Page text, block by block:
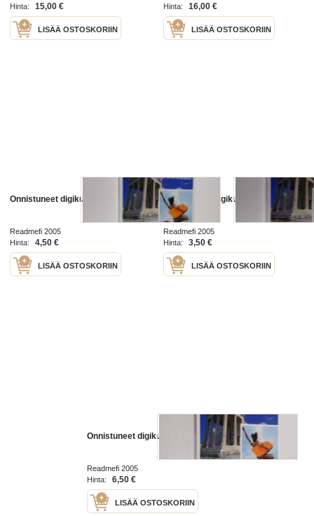
Hinta:
15,00 €
LISÄÄ OSTOSKORIIN
Hinta:
16,00 €
LISÄÄ OSTOSKORIIN
Onnistuneet digikuvat
Readmefi 2005
Hinta:
4,50 €
LISÄÄ OSTOSKORIIN
Onnistuneet digikuvat
Readmefi 2005
Hinta:
3,50 €
LISÄÄ OSTOSKORIIN
Onnistuneet digikuvat
Readmefi 2005
Hinta:
6,50 €
LISÄÄ OSTOSKORIIN